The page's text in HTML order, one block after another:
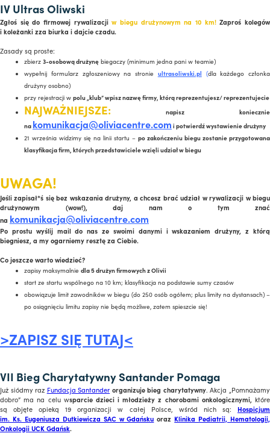
IV Ultras Oliwski
Zgłoś się do firmowej rywalizacjiw biegu drużynowym na 10 km!Zaproś kolegów
i koleżanki zza biurka i dajcie czadu.
Zasady są proste:
zbierz 3-osobową drużynę biegaczy (minimum jedna pani w teamie)
wypełnij formularz zgłoszeniowy na stronie ultrasoliwski.pl (dla każdego członka
drużyny osobno)
przy rejestracji w polu „klub” wpisz nazwę firmy, którą reprezentujesz/ reprezentujecie
NAJWAŻNIEJSZE: napisz koniecznie
na komunikacja@oliviacentre.com i potwierdź wystawienie drużyny
21 września widzimy się na linii startu – po zakończeniu biegu zostanie przygotowana
klasyfikacja firm, których przedstawiciele wzięli udział w biegu
UWAGA!
Jeśli zapisał*ś się bez wskazania drużyny, a chcesz brać udział w rywalizacji w biegu
drużynowym (wow!), daj nam o tym znać
na komunikacja@oliviacentre.com
Po prostu wyślij mail do nas ze swoimi danymi i wskazaniem drużyny, z którą
biegniesz, a my ogarniemy resztę za Ciebie.
Co jeszcze warto wiedzieć?
zapisy maksymalnie dla 5 drużyn firmowych z Olivii
start ze startu wspólnego na 10 km; klasyfikacja na podstawie sumy czasów
obowiązuje limit zawodników w biegu (do 250 osób ogółem; plus limity na dystansach) –
po osiągnięciu limitu zapisy nie będą możliwe, zatem spieszcie się!
>ZAPISZ SIĘ TUTAJ<
VII Bieg Charytatywny Santander Pomaga
Już siódmy raz Fundacja Santander organizuje bieg charytatywny. Akcja „Pomnażamy
dobro” ma na celu wsparcie dzieci i młodzieży z chorobami onkologicznymi, które
są objęte opieką 19 organizacji w całej Polsce, wśród nich są:
Hospicjum
im. Ks. Eugeniusza Dutkiewicza SAC w Gdańsku oraz Klinika Pediatrii, Hematologii,
Onkologii UCK Gdańsk.